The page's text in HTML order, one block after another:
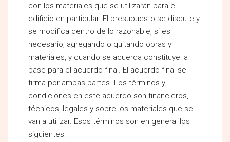
con los materiales que se utilizarán para el
edificio en particular. El presupuesto se discute y
se modifica dentro de lo razonable, si es
necesario, agregando o quitando obras y
materiales, y cuando se acuerda constituye la
base para el acuerdo final. El acuerdo final se
firma por ambas partes. Los términos y
condiciones en este acuerdo son financieros,
técnicos, legales y sobre los materiales que se
van a utilizar. Esos términos son en general los
siguientes: